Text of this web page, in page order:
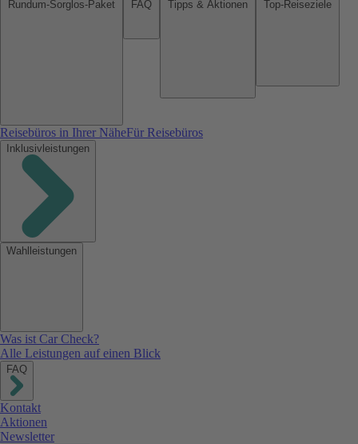
Reisebüros in Ihrer NäheFür Reisebüros
Inklusivleistungen
Wahlleistungen
Was ist Car Check?
Alle Leistungen auf einen Blick
FAQ
Kontakt
Aktionen
Newsletter